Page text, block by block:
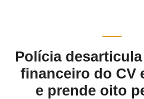
Polícia
financeiro do CV
e prende oito